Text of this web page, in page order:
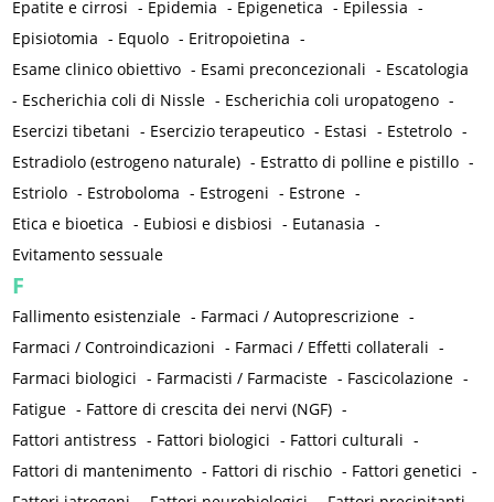
Epatite e cirrosi - Epidemia - Epigenetica - Epilessia -
Episiotomia - Equolo - Eritropoietina -
Esame clinico obiettivo - Esami preconcezionali - Escatologia
- Escherichia coli di Nissle - Escherichia coli uropatogeno -
Esercizi tibetani - Esercizio terapeutico - Estasi - Estetrolo -
Estradiolo (estrogeno naturale) - Estratto di polline e pistillo -
Estriolo - Estroboloma - Estrogeni - Estrone -
Etica e bioetica - Eubiosi e disbiosi - Eutanasia -
Evitamento sessuale
F
Fallimento esistenziale - Farmaci / Autoprescrizione -
Farmaci / Controindicazioni - Farmaci / Effetti collaterali -
Farmaci biologici - Farmacisti / Farmaciste - Fascicolazione -
Fatigue - Fattore di crescita dei nervi (NGF) -
Fattori antistress - Fattori biologici - Fattori culturali -
Fattori di mantenimento - Fattori di rischio - Fattori genetici -